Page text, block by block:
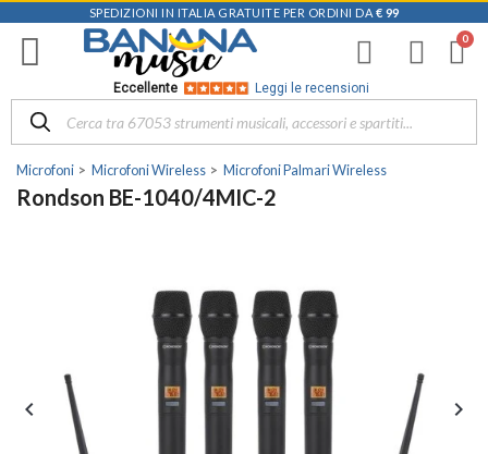
SPEDIZIONI IN ITALIA GRATUITE PER ORDINI DA € 99
Eccellente Leggi le recensioni
Microfoni Microfoni Wireless Microfoni Palmari Wireless
Rondson BE-1040/4MIC-2
 